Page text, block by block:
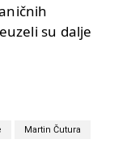
su dalje
Martin Čutura